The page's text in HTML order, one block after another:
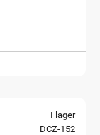
I lager
DCZ-152